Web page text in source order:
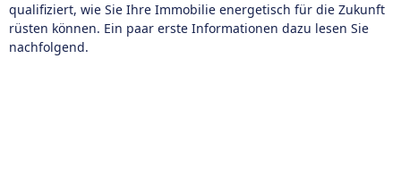
qualifiziert, wie Sie Ihre Immobilie energetisch für die Zukunft
rüsten können. Ein paar erste Informationen dazu lesen Sie
nachfolgend.